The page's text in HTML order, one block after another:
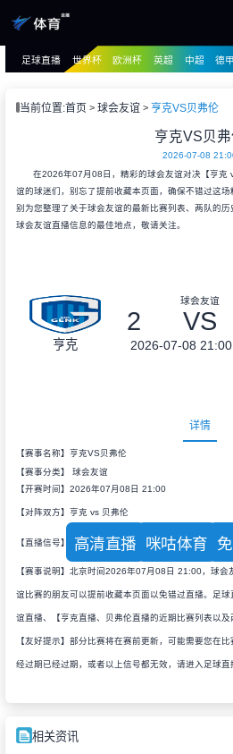
播
足球直播 世界杯 欧洲杯 英超 中超 德甲
当前位置:首页 球会友谊 亨克VS贝弗伦
亨克VS贝弗
2026-07-08
在2026年07月08日，精彩的球会友谊对决【亨克
谊的球迷们，别忘了提前收藏本页面，确保不错过这
别为您整理了关于球会友谊的最新比赛列表、两队的
球会友谊直播信息的最佳地点，敬请关注。
亨克
球会友谊
2 VS
2026-07-08 21:00
详情
【赛事名称】亨克VS贝弗伦
【赛事分类】 球会友谊
【开赛时间】2026年07月08日 21:00
【对阵双方】亨克 vs 贝弗伦
【直播信号】 高清直播 咪咕体育
【赛事说明】北京时间2026年07月08日 21:00，球会
谊比赛的朋友可以提前收藏本页面以免错过直播。足
谊直播、【亨克直播、贝弗伦直播的近期比赛列表以及
【友好提示】部分比赛将在赛前更新，可能需要您在
经过期已经过期，或者以上信号都无效，请进入足球直
相关资讯